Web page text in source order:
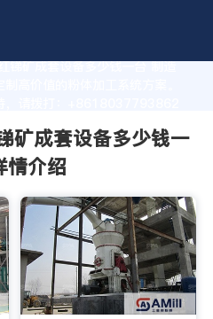
锑矿成套设备多少钱一台 制造
高价值的粉体加工系统方案。
矿成套设备多少钱一
情介绍